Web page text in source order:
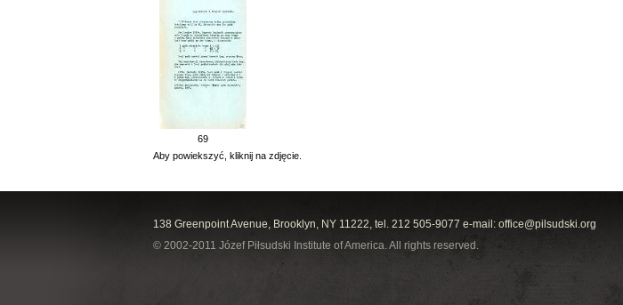
69
Aby powiekszyć, kliknij na zdjęcie.
138 Greenpoint Avenue, Brooklyn, NY 11222, tel. 212 505-9077 e-mail: office@pilsudski.org
© 2002-2011 Józef Piłsudski Institute of America. All rights reserved.